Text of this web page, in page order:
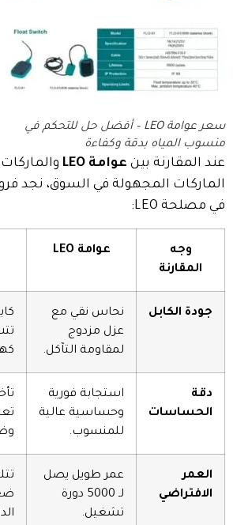
سعر عوامة LEO – أفضل حل للتحكم في
منسوب المياه بدقة وكفاءة
عند المقارنة بين عوامة LEO
والماركات
الماركات المجهولة في السوق، نجد
في مصلحة LEO:
وجه
المقارنة
عوامة LEO
جودة الكابل
نحاس نقي مع
عزل مزدوج
لمقاومة التآكل.
دقة
الحساسات
استجابة فورية
وحساسية عالية
للمنسوب.
العمر
الافتراضي
عمر طويل يصل
لـ 5000 دورة
تشغيل.